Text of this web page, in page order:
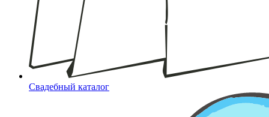
Свадебный каталог